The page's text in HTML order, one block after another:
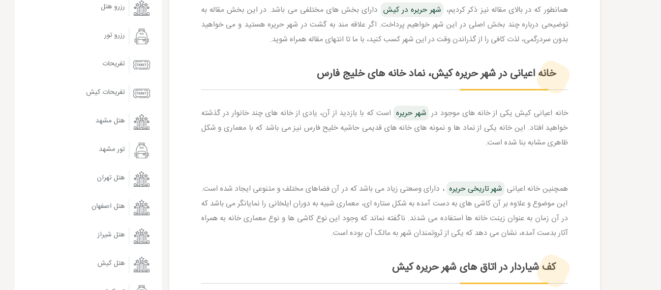
همانطور که در بالای مقاله نیز ذکر کردیم، شهر حریره در کیش دارای بخش های مختلفی می باشد. در این بخش مقاله به
توضیحی درباره چند بخش اصلی در این شهر خواهیم پرداخت. اگر علاقه مند به گشت در شهر حریره هستید و می خواهید
بدون سردرگمی، لذت کافی را از گذراندن وقت در این شهر کسب کنید، با ما تا انتهای مقاله همراه شوید.
خانه اعیانی در شهر حریره کیش، نماد خانه های خلیج فارس
خانه اعیانی کیش یکی از خانه های موجود در شهر حریره است که با بازدید از آن، یادی از خانه های چند خانوار در گذشته
خواهید افتاد. این خانه یکی از نماد ها و نمونه های خانه های قدیمی حاشیه خلیح فارس نیز می باشد که با معماری و شکل
ظاهری مشابه بنا شده است.
همچنین خانه اعیانی شهر تاریخی حریره ، دارای وسعتی زیاد می باشد که در آن فضاهای مختلف و متنوعی ایجاد شده است.
این موضوع و علاوه بر آن کاشی های به دست آمده به شکل ستاره ای، معماری شبیه به دوران ایلخانی را نمایانگر می باشد که
در آن زمان به عنوان زینت خانه ها استفاده می شدند. ناگفته نماند که وجود این نوع کاشی ها و نوع معماری خانه به همراه
آثار بدست آمده، نشان می دهد که یکی از ثروتمندان شهر به مالک آن بوده است.
کف شیاردار در اتاق های شهر حریره کیش
رزرو هتل
رزرو تور
تفریحات
تفریحات کیش
هتل مشهد
تور مشهد
هتل تهران
هتل اصفهان
هتل شیراز
هتل کیش